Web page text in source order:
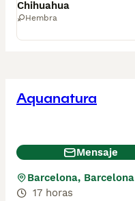
Chihuahua
Hembra
Aquanatura
Mensaje
Barcelona, Barcelona
17 horas